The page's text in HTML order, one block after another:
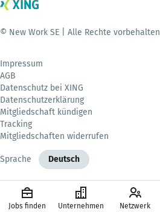
© New Work SE | Alle Rechte vorbehalten
Impressum
AGB
Datenschutz bei XING
Datenschutzerklärung
Mitgliedschaft kündigen
Tracking
Mitgliedschaften widerrufen
Sprache Deutsch
Jobs finden Unternehmen Netzwerk